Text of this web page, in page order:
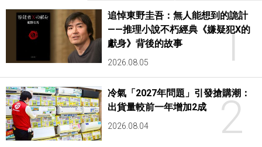
1
追悼東野圭吾：無人能想到的詭計
——推理小說不朽經典《嫌疑犯X的
獻身》背後的故事
2026.08.05
2
冷氣「2027年問題」引發搶購潮：
出貨量較前一年增加2成
2026.08.04